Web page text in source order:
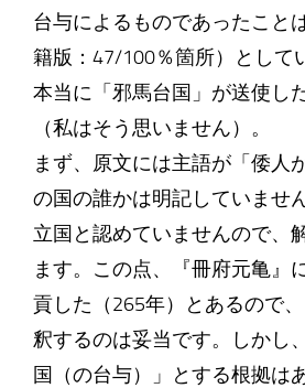
台与によるものであったこと
籍版：47/100％箇所）として
本当に「邪馬台国」が送使し
（私はそう思いません）。
まず、原文には主語が「倭人
の国の誰かは明記していませ
立国と認めていませんので、
ます。この点、『冊府元亀』
貢した（265年）とあるので
釈するのは妥当です。しかし
国（の台与）」とする根拠は